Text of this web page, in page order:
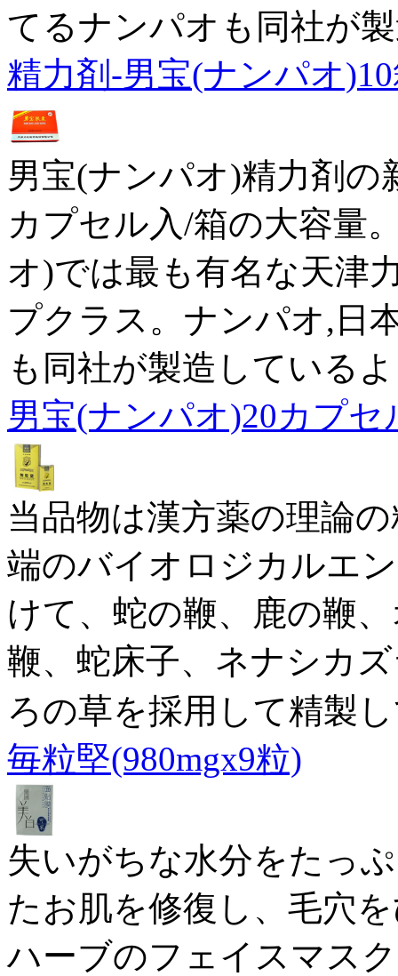
てるナンパオも同社が
精力剤-男宝(ナンパオ
男宝(ナンパオ)精力剤の
カプセル入/箱の大容量
オ)では最も有名な天津
プクラス。ナンパオ,日
も同社が製造している
男宝(ナンパオ)20カプセ
当品物は漢方薬の理論
端のバイオロジカルエ
けて、蛇の鞭、鹿の鞭
鞭、蛇床子、ネナシカ
ろの草を採用して精製
毎粒堅(980mgx9粒)
失いがちな水分をたっ
たお肌を修復し、毛穴
ハーブのフェイスマス